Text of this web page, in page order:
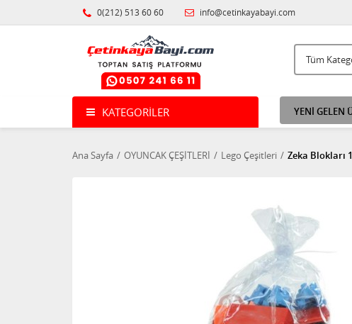
0(212) 513 60 60 info@cetinkayabayi.com
KATEGORILER YENİ GELEN
Ana Sayfa OYUNCAK ÇEŞİTLERİ Lego Çeşitleri Zeka Blokları